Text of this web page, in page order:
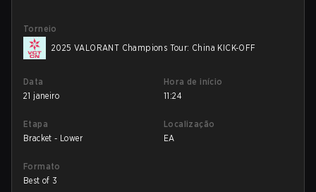
Torneio
2025 VALORANT Champions Tour: China KICK-OFF
Data
21 janeiro
Hora de início
11:24
Etapa
Bracket - Lower
Localização
EA
Formato
Best of 3